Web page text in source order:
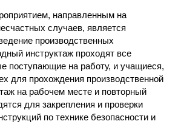
направленным на
случаев, является
производственных
инструктаж проходят все
поступающие на работу, и учащиеся,
для прохождения производственной
на рабочем месте и повторный
для закрепления и проверки
по технике безопасности и